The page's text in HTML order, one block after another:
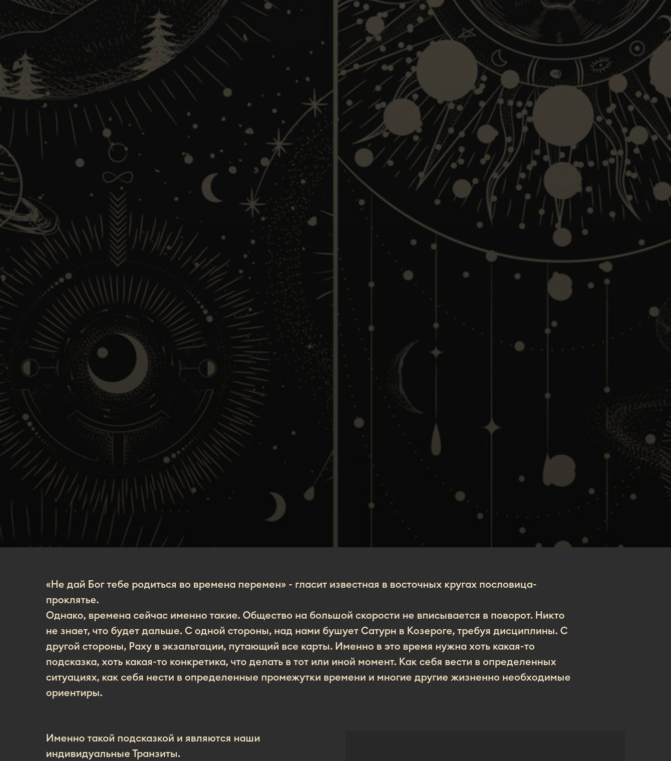
«Не дай Бог тебе родиться во времена перемен» - гласит известная в восточных кругах пословица-
проклятье.
Однако, времена сейчас именно такие. Общество на большой скорости не вписывается в поворот. Никто
не знает, что будет дальше. С одной стороны, над нами бушует Сатурн в Козероге, требуя дисциплины. С
другой стороны, Раху в экзальтации, путающий все карты. Именно в это время нужна хоть какая-то
подсказка, хоть какая-то конкретика, что делать в тот или иной момент. Как себя вести в определенных
ситуациях, как себя нести в определенные промежутки времени и многие другие жизненно необходимые
ориентиры.
Именно такой подсказкой и являются наши
индивидуальные Транзиты.